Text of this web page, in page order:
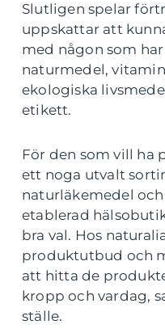
Slutligen spelar
uppskattar att
med någon som
naturmedel,
ekologiska
etikett.
För den som vill ha
ett noga utvalt
naturläkemedel
etablerad
bra val. Hos
produktutbud och
att hitta de
kropp och vardag,
ställe.